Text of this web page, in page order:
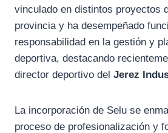
vinculado en distintos proyectos
provincia y ha desempeñado
responsabilidad en la gestión y
deportiva, destacando
director deportivo del Jerez
La incorporación de Selu se
proceso de profesionalización y